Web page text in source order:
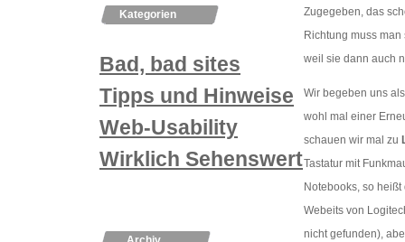
Zugegeben, das
Richtung muss
weil sie dann auch
Wir begeben uns
wohl mal einer
schauen wir mal zu
Tastatur mit
Notebooks, so
Webeits von
nicht gefunden),
Kategorien
Bad, bad sites
Tipps und Hinweise
Web-Usability
Wirklich Sehenswertes